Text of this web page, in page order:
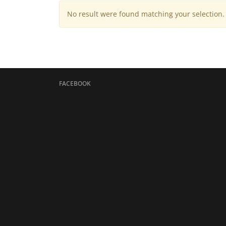
No result were found matching your selection.
FACEBOOK